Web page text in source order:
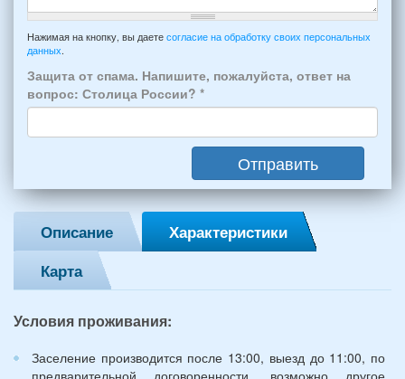
отъезда
из
Феодосии:
*
-
например:
6
человек:
4
взрослых
и
2
детей
(возраст
и
лет):
Примечание
Нажимая на кнопку, вы даете согласие на обработку своих персональных
данных
Защита от спама. Напишите, пожалуйста, ответ на
вопрос: Столица России? *
Отправить
Описание
Характеристики
Карта
Условия проживания:
Заселение производится после 13:00, выезд до 11:00, по
предварительной договоренности, возможно другое